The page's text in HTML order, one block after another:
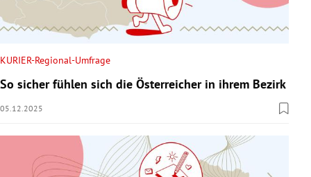
KURIER-Regional-Umfrage
So sicher fühlen sich die Österreicher in ihrem Bezirk
05.12.2025